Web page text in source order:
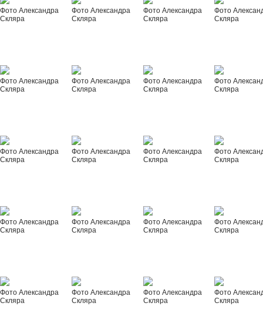
Фото Александра
Скляра
Фото Александра
Скляра
Фото Александра
Скляра
Фото
Скляра
Фото Александра
Скляра
Фото Александра
Скляра
Фото Александра
Скляра
Фото
Скляра
Фото Александра
Скляра
Фото Александра
Скляра
Фото Александра
Скляра
Фото
Скляра
Фото Александра
Скляра
Фото Александра
Скляра
Фото Александра
Скляра
Фото
Скляра
Фото Александра
Скляра
Фото Александра
Скляра
Фото Александра
Скляра
Фото
Скляра